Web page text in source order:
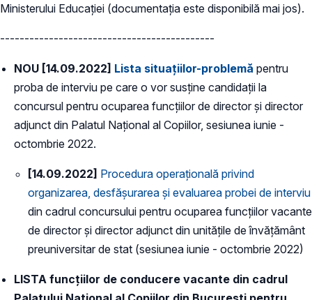
Ministerului Educaţiei (documentația este disponibilă mai jos).
--------------------------------------------
NOU [14.09.2022] Lista situațiilor-problemă pentru
proba de interviu pe care o vor susține candidații la
concursul pentru ocuparea funcțiilor de director și director
adjunct din Palatul Naţional al Copiilor, sesiunea iunie -
octombrie 2022.
[14.09.2022] Procedura operațională privind
organizarea, desfăşurarea și evaluarea probei de interviu
din cadrul concursului pentru ocuparea funcțiilor vacante
de director şi director adjunct din unitățile de învățământ
preuniversitar de stat (sesiunea iunie - octombrie 2022)
LISTA funcțiilor de conducere vacante din cadrul